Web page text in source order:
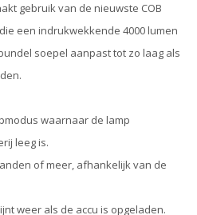
gebruik van de nieuwste COB
een indrukwekkende 4000 lumen
soepel aanpast tot zo laag als
waarnaar de lamp
leeg is.
of meer, afhankelijk van de
weer als de accu is opgeladen.